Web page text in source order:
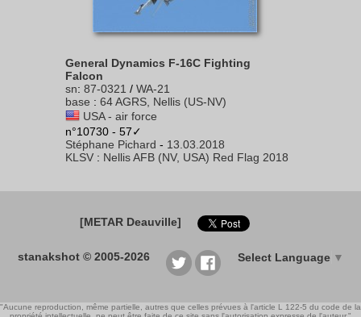
General Dynamics F-16C Fighting
Falcon
sn: 87-0321 / WA-21
base : 64 AGRS, Nellis (US-NV)
USA - air force
n°10730 - 57✓
Stéphane Pichard - 13.03.2018
KLSV : Nellis AFB (NV, USA) Red Flag 2018
[METAR Deauville]
stanakshot © 2005-2026 Select Language ▼
"Aucune reproduction, même partielle, autres que celles prévues à l'article L 122-5 du code de la